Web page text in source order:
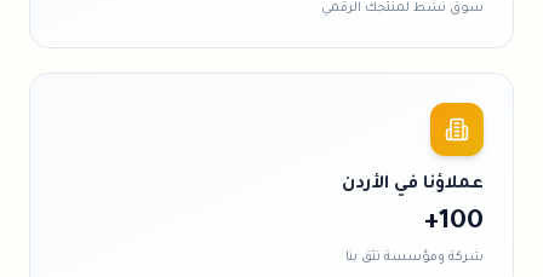
سوق نشط لمنتجك الرقمي
عملاؤنا في الأردن
100+
شركة ومؤسسة تثق بنا